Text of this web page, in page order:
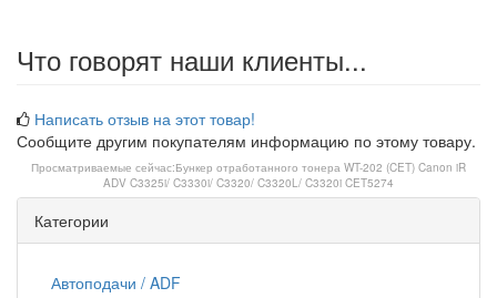
Что говорят наши клиенты...
Написать отзыв на этот товар!
Сообщите другим покупателям информацию по этому товару.
Просматриваемые сейчас:Бункер отработанного тонера WT-202 (CET) Canon iR
ADV C3325i/ C3330i/ C3320/ C3320L/ C3320i CET5274
Категории
Автоподачи / ADF